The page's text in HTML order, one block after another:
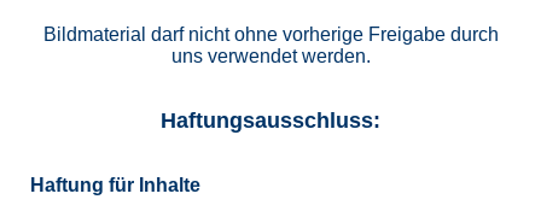
Bildmaterial darf nicht ohne vorherige Freigabe durch
uns verwendet werden.
Haftungsausschluss:
Haftung für Inhalte